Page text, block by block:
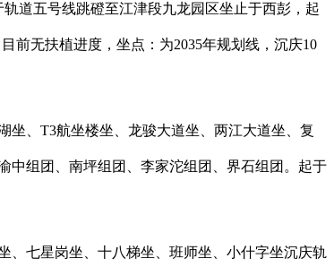
道五号线跳磴至江津段九龙园区坐止于西彭，起
前无扶植进度，坐点：为2035年规划线，沉庆10
、T3航坐楼坐、龙骏大道坐、两江大道坐、复
中组团、南坪组团、李家沱组团、界石组团。起于
七星岗坐、十八梯坐、班师坐、小什字坐沉庆轨